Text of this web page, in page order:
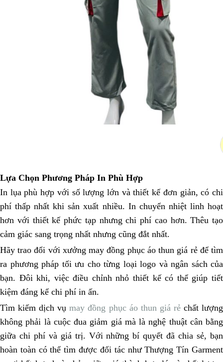
Lựa Chọn Phương Pháp In Phù Hợp
In lụa phù hợp với số lượng lớn và thiết kế đơn giản, có chi
phí thấp nhất khi sản xuất nhiều. In chuyển nhiệt linh hoạt
hơn với thiết kế phức tạp nhưng chi phí cao hơn. Thêu tạo
cảm giác sang trọng nhất nhưng cũng đắt nhất.
Hãy trao đổi với xưởng may đồng phục áo thun giá rẻ để tìm
ra phương pháp tối ưu cho từng loại logo và ngân sách của
bạn. Đôi khi, việc điều chỉnh nhỏ thiết kế có thể giúp tiết
kiệm đáng kể chi phí in ấn.
Tìm kiếm dịch vụmay đồng phục áo thun giá rẻchất lượng
không phải là cuộc đua giảm giá mà là nghệ thuật cân bằng
giữa chi phí và giá trị. Với những bí quyết đã chia sẻ, bạn
hoàn toàn có thể tìm được đối tác như Thượng Tín Garment